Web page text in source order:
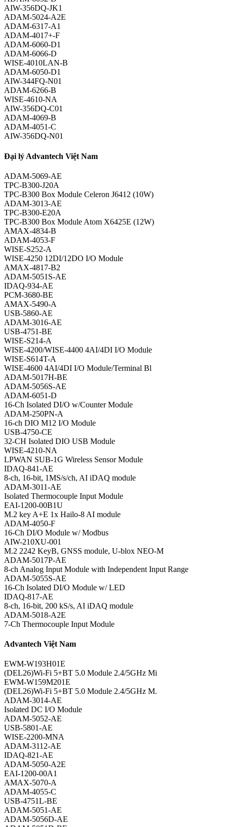
AIW-356DQ-JK1
ADAM-5024-A2E
ADAM-6317-A1
ADAM-4017+-F
ADAM-6060-D1
ADAM-6066-D
WISE-4010LAN-B
ADAM-6050-D1
AIW-344FQ-N01
ADAM-6266-B
WISE-4610-NA
AIW-356DQ-C01
ADAM-4069-B
ADAM-4051-C
AIW-356DQ-N01
Đại lý Advantech Việt Nam
ADAM-5069-AE
TPC-B300-J20A
TPC-B300 Box Module Celeron J6412 (10W)
ADAM-3013-AE
TPC-B300-E20A
TPC-B300 Box Module Atom X6425E (12W)
AMAX-4834-B
ADAM-4053-F
WISE-S252-A
WISE-4250 12DI/12DO I/O Module
AMAX-4817-B2
ADAM-5051S-AE
IDAQ-934-AE
PCM-3680-BE
AMAX-5490-A
USB-5860-AE
ADAM-3016-AE
USB-4751-BE
WISE-S214-A
WISE-4200/WISE-4400 4AI/4DI I/O Module
WISE-S614T-A
WISE-4600 4AI/4DI I/O Module/Terminal Bl
ADAM-5017H-BE
ADAM-5056S-AE
ADAM-6051-D
16-Ch Isolated DI/O w/Counter Module
ADAM-250PN-A
16-ch DIO M12 I/O Module
USB-4750-CE
32-CH Isolated DIO USB Module
WISE-4210-NA
LPWAN SUB-1G Wireless Sensor Module
IDAQ-841-AE
8-ch, 16-bit, 1MS/s/ch, AI iDAQ module
ADAM-3011-AE
Isolated Thermocouple Input Module
EAI-1200-00B1U
M.2 key A+E 1x Hailo-8 AI module
ADAM-4050-F
16-Ch DI/O Module w/ Modbus
AIW-210XU-001
M.2 2242 KeyB, GNSS module, U-blox NEO-M
ADAM-5017P-AE
8-ch Analog Input Module with Independent Input Range
ADAM-5055S-AE
16-Ch Isolated DI/O Module w/ LED
IDAQ-817-AE
8-ch, 16-bit, 200 kS/s, AI iDAQ module
ADAM-5018-A2E
7-Ch Thermocouple Input Module
Advantech Việt Nam
EWM-W193H01E
(DEL26)Wi-Fi 5+BT 5.0 Module 2.4/5GHz Mi
EWM-W159M201E
(DEL26)Wi-Fi 5+BT 5.0 Module 2.4/5GHz M.
ADAM-3014-AE
Isolated DC I/O Module
ADAM-5052-AE
USB-5801-AE
WISE-2200-MNA
ADAM-3112-AE
IDAQ-821-AE
ADAM-5050-A2E
EAI-1200-00A1
AMAX-5070-A
ADAM-4055-C
USB-4751L-BE
ADAM-5051-AE
ADAM-5056D-AE